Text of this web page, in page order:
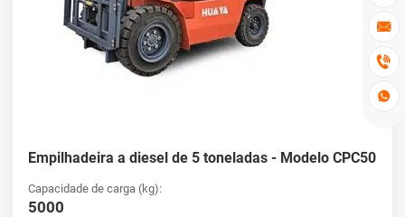



Empilhadeira a diesel de 5 toneladas - Modelo CPC50
Capacidade de carga (kg):
5000